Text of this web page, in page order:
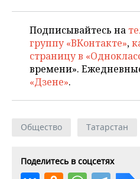
Подписывайтесь на
группу «ВКонтакте»,
страницу в
времени».
«Дзене».
Общество Татарстан
Поделитесь в соцсетях